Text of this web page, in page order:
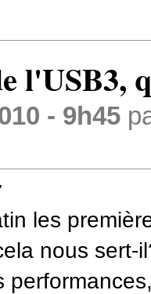
l'USB3,
- 9h45
les
nous sert-